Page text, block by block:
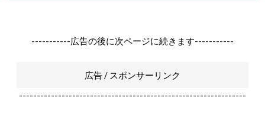
-----------広告の後に次ページに続きます-----------
広告 / スポンサーリンク
----------------------------------------------------------------